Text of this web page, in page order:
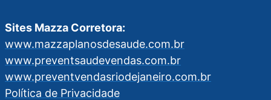
Sites Mazza Corretora:
www.mazzaplanosdesaude.com.br
www.preventsaudevendas.com.br
www.preventvendasriodejaneiro.com.br
Política de Privacidade